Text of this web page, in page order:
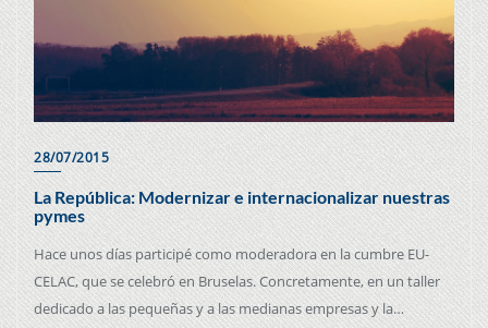
28/07/2015
La República: Modernizar e internacionalizar nuestras
pymes
Hace unos días participé como moderadora en la cumbre EU-
CELAC, que se celebró en Bruselas. Concretamente, en un taller
dedicado a las pequeñas y a las medianas empresas y la…